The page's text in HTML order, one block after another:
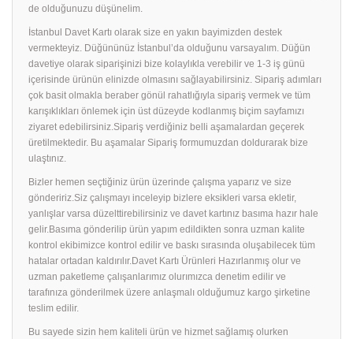
de olduğunuzu düşünelim.
İstanbul Davet Kartı olarak size en yakın bayimizden destek
vermekteyiz. Düğününüz İstanbul’da olduğunu varsayalım. Düğün
davetiye olarak siparişinizi bize kolaylıkla verebilir ve 1-3 iş günü
içerisinde ürünün elinizde olmasını sağlayabilirsiniz. Sipariş adımları
çok basit olmakla beraber gönül rahatlığıyla sipariş vermek ve tüm
karışıklıkları önlemek için üst düzeyde kodlanmış biçim sayfamızı
ziyaret edebilirsiniz.Sipariş verdiğiniz belli aşamalardan geçerek
üretilmektedir. Bu aşamalar Sipariş formumuzdan doldurarak bize
ulaştınız.
Bizler hemen seçtiğiniz ürün üzerinde çalışma yaparız ve size
göndeririz.Siz çalışmayı inceleyip bizlere eksikleri varsa ekletir,
yanlışlar varsa düzelttirebilirsiniz ve davet kartınız basıma hazır hale
gelir.Basıma gönderilip ürün yapım edildikten sonra uzman kalite
kontrol ekibimizce kontrol edilir ve baskı sırasında oluşabilecek tüm
hatalar ortadan kaldırılır.Davet Kartı Ürünleri Hazırlanmış olur ve
uzman paketleme çalışanlarımız olurımızca denetim edilir ve
tarafınıza gönderilmek üzere anlaşmalı olduğumuz kargo şirketine
teslim edilir.
Bu sayede sizin hem kaliteli ürün ve hizmet sağlamış olurken